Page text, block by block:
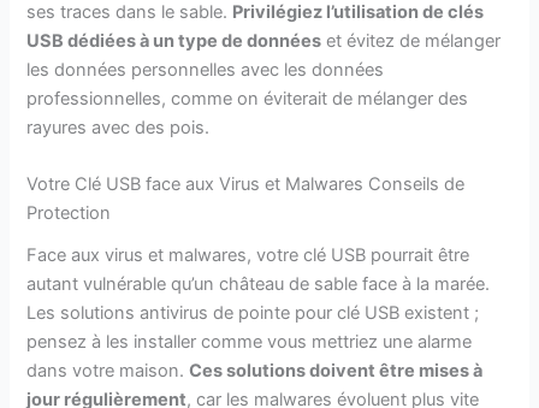
ses traces dans le sable. Privilégiez l’utilisation de clés
USB dédiées à un type de données et évitez de mélanger
les données personnelles avec les données
professionnelles, comme on éviterait de mélanger des
rayures avec des pois.
Votre Clé USB face aux Virus et Malwares Conseils de
Protection
Face aux virus et malwares, votre clé USB pourrait être
autant vulnérable qu’un château de sable face à la marée.
Les solutions antivirus de pointe pour clé USB existent ;
pensez à les installer comme vous mettriez une alarme
dans votre maison.Ces solutions doivent être mises à
jour régulièrement, car les malwares évoluent plus vite